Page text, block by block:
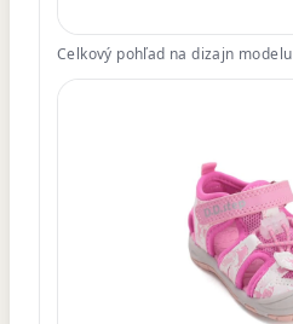
Celkový pohľad na dizajn modelu